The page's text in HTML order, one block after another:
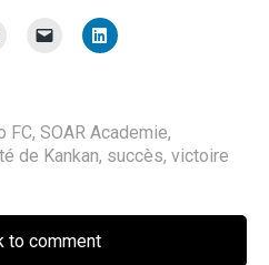
FC, SOAR Academie,
de Kankan, succès, victoire
to comment